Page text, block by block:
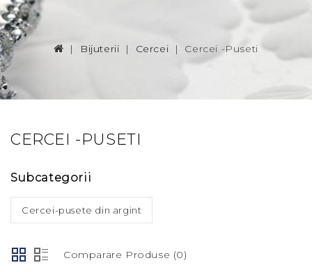
Bijuterii Cercei Cercei -puseti
CERCEI -PUSETI
Subcategorii
Cercei-pusete din argint
Comparare Produse (0)